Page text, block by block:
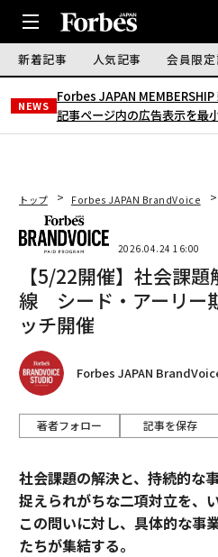
新着記事 人気記事 会員限
NEWS
Forbes JAPAN MEMBERSHIP
記事ページ内の広告表示を最
トップ Forbes JAPAN BrandVoice
2026.04.24 16:00
【5/22開催】社会課
線 シード・アーリー
ッチ開催
Forbes JAPAN
著者フォロー 記事を保存
社会課題の解決と、持続的な
捉えられがちな二項対立を、
この問いに対し、具体的な事
たちが集結する。